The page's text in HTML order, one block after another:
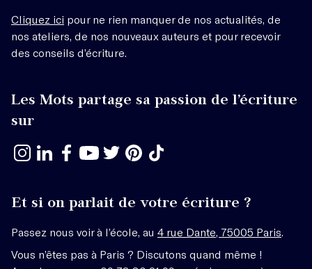
Cliquez ici pour ne rien manquer de nos actualités, de
nos ateliers, de nos nouveaux auteurs et pour recevoir
des conseils d’écriture.
Les Mots partage sa passion de l’écriture
sur
Et si on parlait de votre écriture ?
Passez nous voir à l’école, au 4 rue Dante, 75005 Paris
Vous n’êtes pas à Paris ? Discutons quand même !